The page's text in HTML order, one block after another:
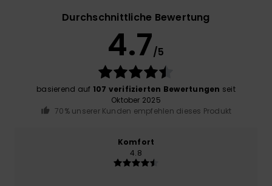
Durchschnittliche Bewertung
4.7/5
basierend auf 107 verifizierten Bewertungen seit
Oktober 2025
70% unserer Kunden empfehlen dieses Produkt
Komfort
4.8